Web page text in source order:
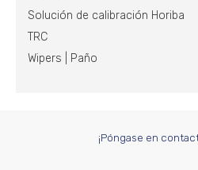
Solución de calibración Horiba
TRC
Wipers | Paño
¡Póngase en